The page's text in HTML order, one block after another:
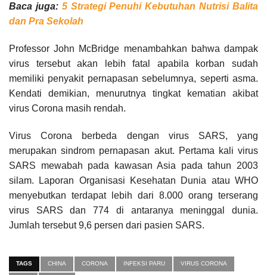
Baca juga: 5 Strategi Penuhi Kebutuhan Nutrisi Balita
dan Pra Sekolah
Professor John McBridge menambahkan bahwa dampak
virus tersebut akan lebih fatal apabila korban sudah
memiliki penyakit pernapasan sebelumnya, seperti asma.
Kendati demikian, menurutnya tingkat kematian akibat
virus Corona masih rendah.
Virus Corona berbeda dengan virus SARS, yang
merupakan sindrom pernapasan akut. Pertama kali virus
SARS mewabah pada kawasan Asia pada tahun 2003
silam. Laporan Organisasi Kesehatan Dunia atau WHO
menyebutkan terdapat lebih dari 8.000 orang terserang
virus SARS dan 774 di antaranya meninggal dunia.
Jumlah tersebut 9,6 persen dari pasien SARS.
TAGS CHINA CORONA INFEKSI PARU VIRUS CORONA